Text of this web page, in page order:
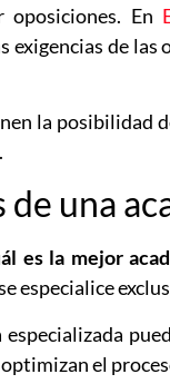
oposiciones. En
exigencias de
la posibilidad
de una
es la mejor
especialice
el